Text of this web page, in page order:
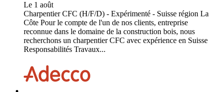
Le 1 août
Charpentier CFC (H/F/D) - Expérimenté - Suisse région La
Côte Pour le compte de l'un de nos clients, entreprise
reconnue dans le domaine de la construction bois, nous
recherchons un charpentier CFC avec expérience en Suisse
Responsabilités Travaux...